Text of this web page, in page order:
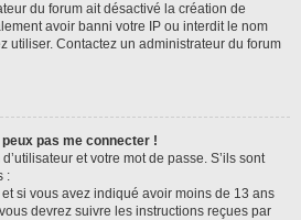
du forum ait désactivé la création de
avoir banni votre IP ou interdit le nom
utiliser. Contactez un administrateur du forum
pas me connecter !
et votre mot de passe. S’ils sont
:
si vous avez indiqué avoir moins de 13 ans
devrez suivre les instructions reçues par